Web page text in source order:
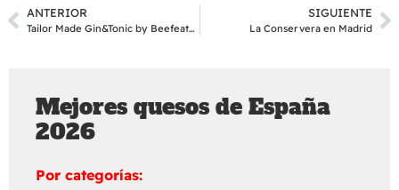
ANTERIOR
Tailor Made Gin&Tonic by Beefeater 24
SIGUIENTE
La Conservera en Madrid
Mejores quesos de España
2026
Por categorías: